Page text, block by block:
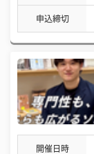
申込締切
開催日時